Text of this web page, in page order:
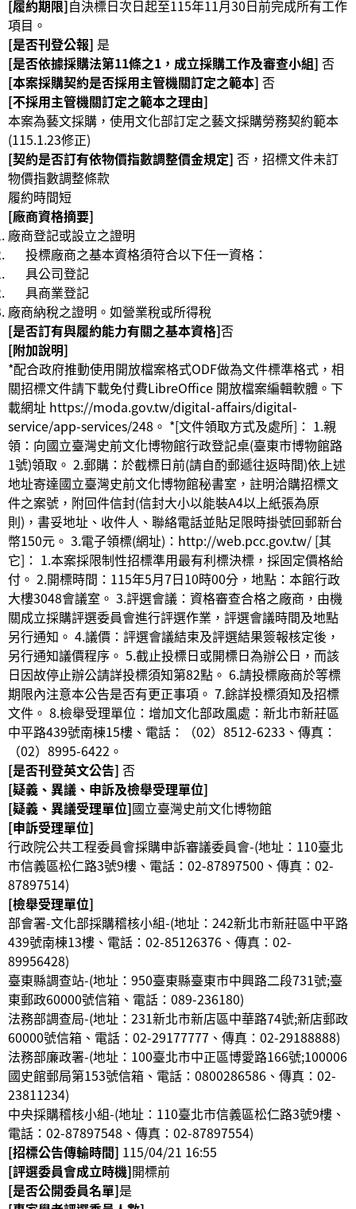
[履約期限]自決標日次日起至115年11月30日前完成所有工作
項目。
[是否刊登公報] 是
[是否依據採購法第11條之1，成立採購工作及審查小組] 否
[本案採購契約是否採用主管機關訂定之範本] 否
[不採用主管機關訂定之範本之理由]
本案為藝文採購，使用文化部訂定之藝文採購勞務契約範本
(115.1.23修正)
[契約是否訂有依物價指數調整價金規定] 否，招標文件未訂
物價指數調整條款
履約時間短
[廠商資格摘要]
廠商登記或設立之證明
投標廠商之基本資格須符合以下任一資格：
具公司登記
具商業登記
廠商納稅之證明。如營業稅或所得稅
[是否訂有與履約能力有關之基本資格]否
[附加說明]
*配合政府推動使用開放檔案格式ODF做為文件標準格式，相
關招標文件請下載免付費LibreOffice 開放檔案編輯軟體。下
載網址 https://moda.gov.tw/digital-affairs/digital-
service/app-services/248。 *[文件領取方式及處所]： 1.親
領：向國立臺灣史前文化博物館行政登記桌(臺東市博物館路
1號)領取。 2.郵購：於截標日前(請自酌郵遞往返時間)依上述
地址寄達國立臺灣史前文化博物館秘書室，註明洽購招標文
件之案號，附回件信封(信封大小以能裝A4以上紙張為原
則)，書妥地址、收件人、聯絡電話並貼足限時掛號回郵新台
幣150元。 3.電子領標(網址)：http://web.pcc.gov.tw/ [其
它]： 1.本案採限制性招標準用最有利標決標，採固定價格給
付。 2.開標時間：115年5月7日10時00分，地點：本館行政
大樓3048會議室。 3.評選會議：資格審查合格之廠商，由機
關成立採購評選委員會進行評選作業，評選會議時間及地點
另行通知。 4.議價：評選會議結束及評選結果簽報核定後，
另行通知議價程序。 5.截止投標日或開標日為辦公日，而該
日因故停止辦公請詳投標須知第82點。 6.請投標廠商於等標
期限內注意本公告是否有更正事項。 7.餘詳投標須知及招標
文件。 8.檢舉受理單位：增加文化部政風處：新北市新莊區
中平路439號南棟15樓、電話：（02）8512-6233、傳真：
（02）8995-6422。
[是否刊登英文公告] 否
[疑義、異議、申訴及檢舉受理單位]
[疑義、異議受理單位]國立臺灣史前文化博物館
[申訴受理單位]
行政院公共工程委員會採購申訴審議委員會-(地址：110臺北
市信義區松仁路3號9樓、電話：02-87897500、傳真：02-
87897514)
[檢舉受理單位]
部會署-文化部採購稽核小組-(地址：242新北市新莊區中平路
439號南棟13樓、電話：02-85126376、傳真：02-
89956428)
臺東縣調查站-(地址：950臺東縣臺東市中興路二段731號;臺
東郵政60000號信箱、電話：089-236180)
法務部調查局-(地址：231新北市新店區中華路74號;新店郵政
60000號信箱、電話：02-29177777、傳真：02-29188888)
法務部廉政署-(地址：100臺北市中正區博愛路166號;100006
國史館郵局第153號信箱、電話：0800286586、傳真：02-
23811234)
中央採購稽核小組-(地址：110臺北市信義區松仁路3號9樓、
電話：02-87897548、傳真：02-87897554)
[招標公告傳輸時間] 115/04/21 16:55
[評選委員會成立時機]開標前
[是否公開委員名單]是